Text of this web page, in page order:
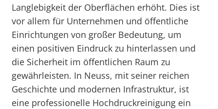
Langlebigkeit der Oberflächen erhöht. Dies ist
vor allem für Unternehmen und öffentliche
Einrichtungen von großer Bedeutung, um
einen positiven Eindruck zu hinterlassen und
die Sicherheit im öffentlichen Raum zu
gewährleisten. In Neuss, mit seiner reichen
Geschichte und modernen Infrastruktur, ist
eine professionelle Hochdruckreinigung ein